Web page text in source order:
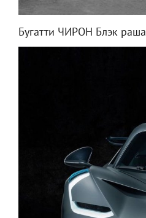
Бугатти ЧИРОН Блэк раша